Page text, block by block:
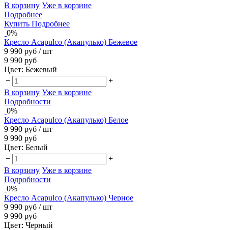
В корзину Уже в корзине
Подробнее
Купить Подробнее
0%
Кресло Acapulco (Акапулько) Бежевое
9 990 руб / шт
9 990 руб
Цвет: Бежевый
−
+
В корзину Уже в корзине
Подробности
0%
Кресло Acapulco (Акапулько) Белое
9 990 руб / шт
9 990 руб
Цвет: Белый
−
+
В корзину Уже в корзине
Подробности
0%
Кресло Acapulco (Акапулько) Черное
9 990 руб / шт
9 990 руб
Цвет: Черный